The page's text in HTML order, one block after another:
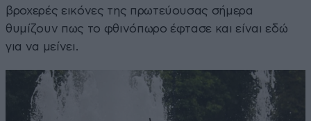
βροχερές εικόνες της πρωτεύουσας σήμερα
θυμίζουν πως το φθινόπωρο έφτασε και είναι εδώ
για να μείνει.